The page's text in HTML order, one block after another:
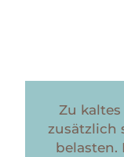
Zu
zusätzlich
belasten.